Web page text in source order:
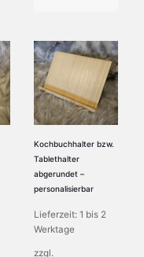
Produkt
weist
mehrere
Varianten
auf.
Die
Optionen
können
auf
der
Produktseite
werden
Kochbuchhalter bzw.
Tablethalter
abgerundet –
personalisierbar
Lieferzeit: 1 bis 2
Werktage
zzgl.